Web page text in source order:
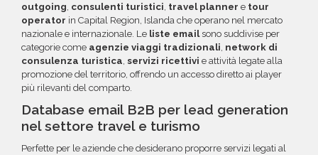
questa opzione.
outgoing, consulenti turistici, travel planner e tour
operator in Capital Region, Islanda che operano nel mercato
nazionale e internazionale. Le liste emailsono suddivise per
categorie come agenzie viaggi tradizionali, network di
consulenza turistica, servizi ricettivi e attività legate alla
promozione del territorio, offrendo un accesso diretto ai player
più rilevanti del comparto.
Database email B2B per lead generation
nel settore travel e turismo
Perfette per le aziende che desiderano proporre servizi legati al